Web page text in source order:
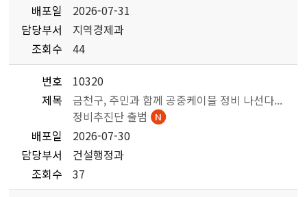
배포일
2026-07-31
담당부서
지역경제과
조회수
44
번호
10320
제목
금천구, 주민과 함께 공중케이블 정비 나선다...
정비추진단 출범
배포일
2026-07-30
담당부서
건설행정과
조회수
37